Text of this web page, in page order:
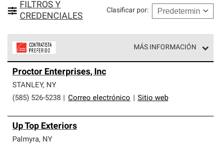
FILTROS Y
CREDENCIALES
Clasificar por:
MÁS INFORMACIÓN
parte de una red exclusiva de profesionales de techos
que cumplen con altos estándares y requisitos estrictos
de profesionalismo y confiabilidad.
Proctor Enterprises, Inc
STANLEY, NY
(585) 526-5238
Correo electrónico Sitio web
Up Top Exteriors
Palmyra, NY